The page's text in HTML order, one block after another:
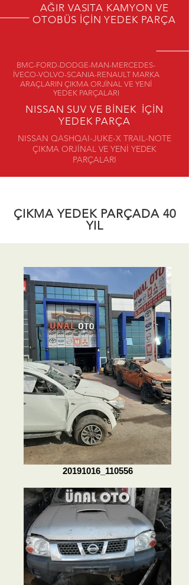
AĞIR VASITA KAMYON VE
OTOBÜS İÇİN YEDEK PARÇA
BMC-FORD-DODGE-MAN-MERCEDES-
İVECO-VOLVO-SCANIA-RENAULT MARKA
ARAÇLARIN ÇIKMA ORJİNAL VE YENİ
YEDEK PARÇALARI
NISSAN SUV VE BİNEK İÇİN
YEDEK PARÇA
NISSAN QASHQAI-JUKE-X TRAIL-NOTE
ÇIKMA ORJİNAL VE YENİ YEDEK
PARÇALARI
ÇIKMA YEDEK PARÇADA 40
YIL
20191016_110556